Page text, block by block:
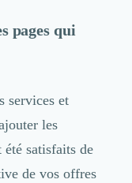
pages qui
services et
les
satisfaits de
de vos offres